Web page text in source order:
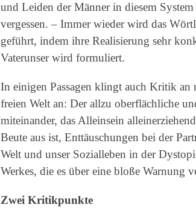
und Leiden der Männer in diesem
vergessen. – Immer wieder wird das
geführt, indem ihre Realisierung sehr
Vaterunser wird formuliert.
In einigen Passagen klingt auch Kritik an
freien Welt an: Der allzu oberflächliche
miteinander, das Alleinsein
Beute aus ist, Enttäuschungen bei der
Welt und unser Sozialleben in der
Werkes, die es über eine bloße Warnung
Zwei Kritikpunkte